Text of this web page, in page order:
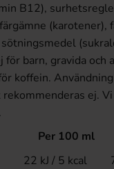
B12),
(karotener),
för barn, gravida och
koffein.
ej.
Per 100 ml
22 kJ / 5 kcal